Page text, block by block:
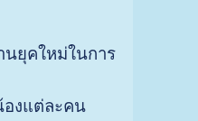
นยุคใหม่ในการ
งแต่ละคน